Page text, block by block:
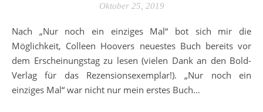
Oktober 25, 2019
Nach „Nur noch ein einziges Mal“ bot sich mir die
Möglichkeit, Colleen Hoovers neuestes Buch bereits vor
dem Erscheinungstag zu lesen (vielen Dank an den Bold-
Verlag für das Rezensionsexemplar!). „Nur noch ein
einziges Mal“ war nicht nur mein erstes Buch…